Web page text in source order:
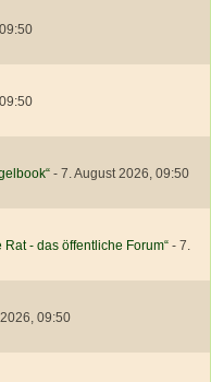
- 7. August 2026, 09:50
Rat - das öffentliche Forum“ - 7.
09:50